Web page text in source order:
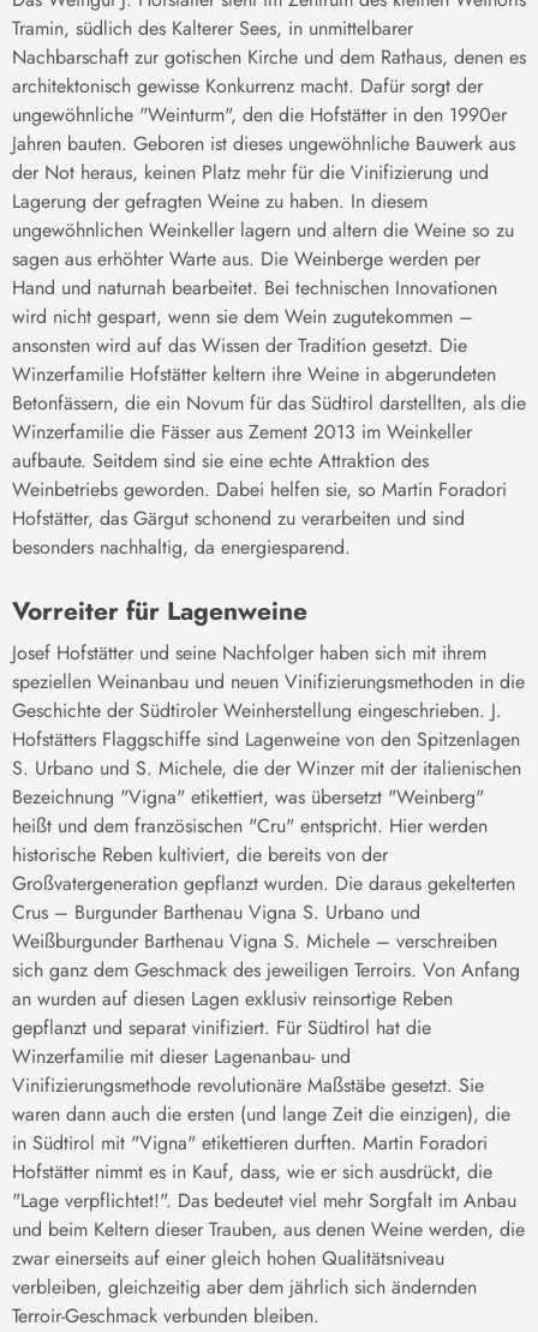
Tramin, südlich des Kalterer Sees, in unmittelbarer
Nachbarschaft zur gotischen Kirche und dem Rathaus, denen es
architektonisch gewisse Konkurrenz macht. Dafür sorgt der
ungewöhnliche "Weinturm", den die Hofstätter in den 1990er
Jahren bauten. Geboren ist dieses ungewöhnliche Bauwerk aus
der Not heraus, keinen Platz mehr für die Vinifizierung und
Lagerung der gefragten Weine zu haben. In diesem
ungewöhnlichen Weinkeller lagern und altern die Weine so zu
sagen aus erhöhter Warte aus. Die Weinberge werden per
Hand und naturnah bearbeitet. Bei technischen Innovationen
wird nicht gespart, wenn sie dem Wein zugutekommen –
ansonsten wird auf das Wissen der Tradition gesetzt. Die
Winzerfamilie Hofstätter keltern ihre Weine in abgerundeten
Betonfässern, die ein Novum für das Südtirol darstellten, als die
Winzerfamilie die Fässer aus Zement 2013 im Weinkeller
aufbaute. Seitdem sind sie eine echte Attraktion des
Weinbetriebs geworden. Dabei helfen sie, so Martin Foradori
Hofstätter, das Gärgut schonend zu verarbeiten und sind
besonders nachhaltig, da energiesparend.
Vorreiter für Lagenweine
Josef Hofstätter und seine Nachfolger haben sich mit ihrem
speziellen Weinanbau und neuen Vinifizierungsmethoden in die
Geschichte der Südtiroler Weinherstellung eingeschrieben. J.
Hofstätters Flaggschiffe sind Lagenweine von den Spitzenlagen
S. Urbano und S. Michele, die der Winzer mit der italienischen
Bezeichnung "Vigna" etikettiert, was übersetzt "Weinberg"
heißt und dem französischen "Cru" entspricht. Hier werden
historische Reben kultiviert, die bereits von der
Großvatergeneration gepflanzt wurden. Die daraus gekelterten
Crus – Burgunder Barthenau Vigna S. Urbano und
Weißburgunder Barthenau Vigna S. Michele – verschreiben
sich ganz dem Geschmack des jeweiligen Terroirs. Von Anfang
an wurden auf diesen Lagen exklusiv reinsortige Reben
gepflanzt und separat vinifiziert. Für Südtirol hat die
Winzerfamilie mit dieser Lagenanbau- und
Vinifizierungsmethode revolutionäre Maßstäbe gesetzt. Sie
waren dann auch die ersten (und lange Zeit die einzigen), die
in Südtirol mit "Vigna" etikettieren durften. Martin Foradori
Hofstätter nimmt es in Kauf, dass, wie er sich ausdrückt, die
"Lage verpflichtet!". Das bedeutet viel mehr Sorgfalt im Anbau
und beim Keltern dieser Trauben, aus denen Weine werden, die
zwar einerseits auf einer gleich hohen Qualitätsniveau
verbleiben, gleichzeitig aber dem jährlich sich ändernden
Terroir-Geschmack verbunden bleiben.